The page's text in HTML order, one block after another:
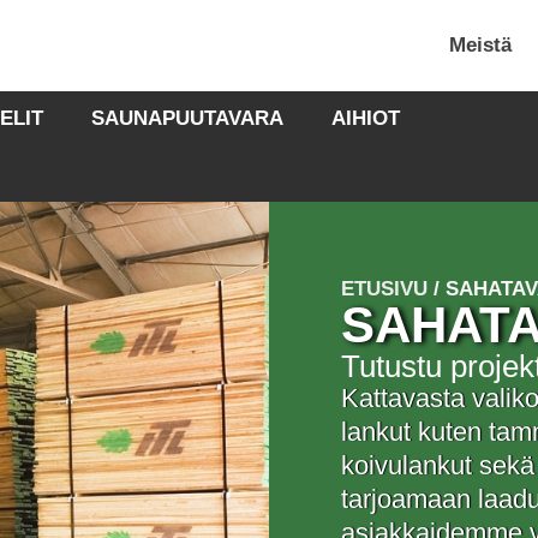
Meistä
SAUNAPUUTAVARA AIHIOT
ETUSIVU /
Tutustu
Kattavasta
lankut kuten
koivulankut
tarjoamaan